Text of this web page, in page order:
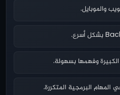
والموبايل.
وفهمها بسهولة.
البرمجية المتكررة.